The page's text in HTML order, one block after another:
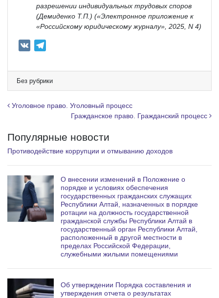
разрешении индивидуальных трудовых споров
(Демиденко Т.П.) («Электронное приложение к
«Российскому юридическому журналу», 2025, N 4)
e
g
r
Без рубрики
Навигация по записям
Уголовное право. Уголовный процесс
Гражданское право. Гражданский процесс
Популярные новости
Противодействие коррупции и отмыванию доходов
О внесении изменений в Положение о
порядке и условиях обеспечения
государственных гражданских служащих
Республики Алтай, назначенных в порядке
ротации на должность государственной
гражданской службы Республики Алтай в
государственный орган Республики Алтай,
расположенный в другой местности в
пределах Российской Федерации,
служебными жилыми помещениями
Об утверждении Порядка составления и
утверждения отчета о результатах